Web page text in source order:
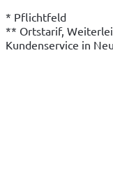
* Pflichtfeld
** Ortstarif,
Kundenservice in